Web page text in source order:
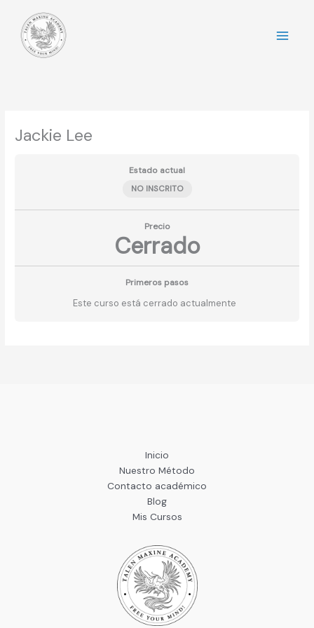
contenido
Jackie Lee
Estado actual
NO INSCRITO
Precio
Cerrado
Primeros pasos
Este curso está cerrado actualmente
Inicio
Nuestro Método
Contacto académico
Blog
Mis Cursos